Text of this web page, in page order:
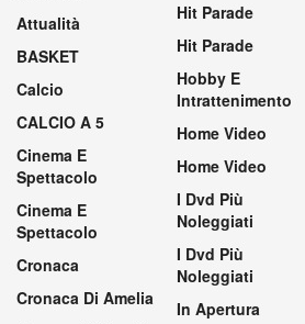
Attualità
BASKET
Calcio
CALCIO A 5
Cinema E
Spettacolo
Cinema E
Spettacolo
Cronaca
Cronaca Di Amelia
Hit Parade
Hit Parade
Hobby E
Intrattenimento
Home Video
Home Video
I Dvd Più
Noleggiati
I Dvd Più
Noleggiati
In Apertura